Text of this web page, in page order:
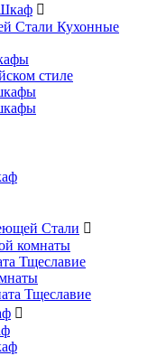

Стали Кухонные
стиле
Стали 
комнаты
Тщеславие
Тщеславие
